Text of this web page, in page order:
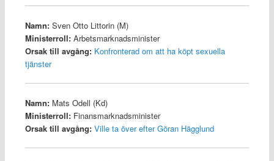
Namn:Sven Otto Littorin (M)
Ministerroll:Arbetsmarknadsminister
Orsak till avgång: Konfronterad om att ha köpt sexuella
tjänster
Namn:Mats Odell (Kd)
Ministerroll:Finansmarknadsminister
Orsak till avgång: Ville ta över efter Göran Hägglund